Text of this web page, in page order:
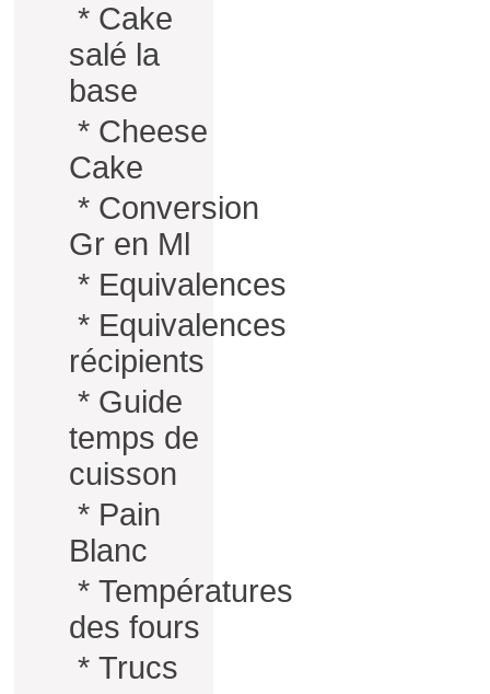
* Cake
salé la
base
* Cheese
Cake
* Conversion
Gr en Ml
* Equivalences
* Equivalences
récipients
* Guide
temps de
cuisson
* Pain
Blanc
* Températures
des fours
* Trucs